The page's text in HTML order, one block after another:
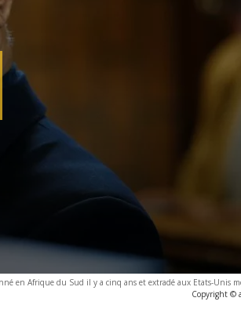
en Afrique du Sud il y a cinq ans et extradé aux Etats-Unis
Copyright ©